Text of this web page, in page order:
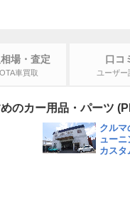
場・査定
車買取
口コ
ユーザー
のカー用品・パーツ
クルマ
ューニ
カスタ